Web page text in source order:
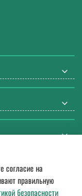
ДСИЗ, СИЗ, мебели
по России
согласие на
правильную
безопасности